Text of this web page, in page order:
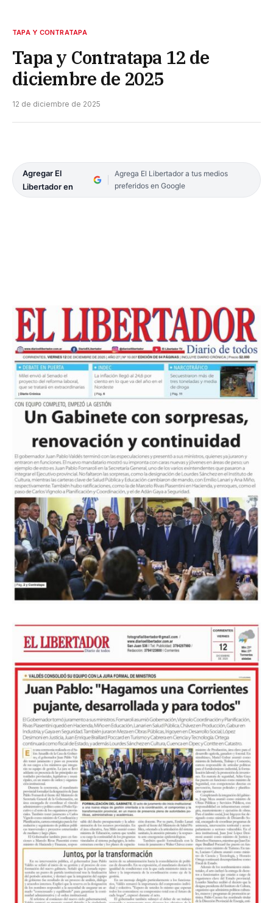
TAPA Y CONTRATAPA
Tapa y Contratapa 12 de
diciembre de 2025
12 de diciembre de 2025
Agregar El
Libertador en
Agrega El Libertador a tus medios
preferidos en Google